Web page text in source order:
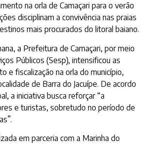
na orla de Camaçari para o verão
disciplinam a convivência nas praias
mais procurados do litoral baiano.
a Prefeitura de Camaçari, por meio
Públicos (Sesp), intensificou as
e fiscalização na orla do município,
de Barra do Jacuípe. De acordo
a iniciativa busca reforçar “a
e turistas, sobretudo no período de
em parceria com a Marinha do